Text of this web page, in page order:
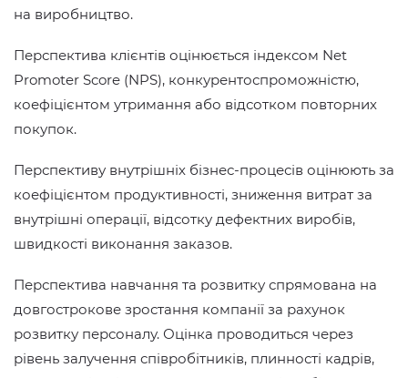
на виробництво.
Перспектива клієнтів оцінюється індексом Net
Promoter Score (NPS), конкурентоспроможністю,
коефіцієнтом утримання або відсотком повторних
покупок.
Перспективу внутрішніх бізнес-процесів оцінюють за
коефіцієнтом продуктивності, зниження витрат за
внутрішні операції, відсотку дефектних виробів,
швидкості виконання заказов.
Перспектива навчання та розвитку спрямована на
довгострокове зростання компанії за рахунок
розвитку персоналу. Оцінка проводиться через
рівень залучення співробітників, плинності кадрів,